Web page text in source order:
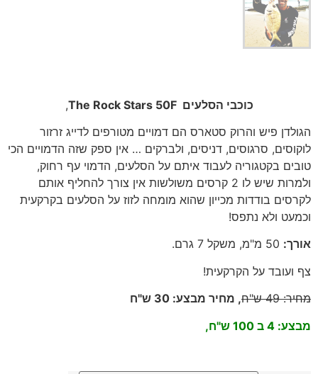
כוכבי הסלעים The Rock Stars 50F
,
הגולדן פיש והרוק סטארס הם דמויים מטורפים לדייג זרזור
לוקוסים, סרגוסים, דניסים, ולברקים … אין ספק שזה הדמויים הכי
טובים בקטגוריה לעבוד איתם על הסלעים, הדמוי עף רחוק,
ולמרות שיש לו 2 קרסים משולשות אין צורך להחליף אותם
לקרסים בודדות מכייון שהוא מומחה לזוז על הסלעים בקרקעית
וכמעט ולא נתפס!
אורך: מ"מ, משקל 7 גרם
.
צף ועובד על הקרקעית!
מחיר:
49 ש"ח, מחיר מבצע: 30 ש"ח
מבצע: 4 ב 100 ש"ח,